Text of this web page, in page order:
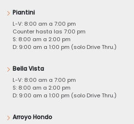
Piantini
L-V: 8:00 am a 7:00 pm
Counter hasta las 7:00 pm
S: 8:00 am a 2:00 pm
D: 9:00 am a 1:00 pm (solo Drive Thru.)
Bella Vista
L-V: 8:00 am a 7:00 pm
S: 8:00 am a 2:00 pm
D: 9:00 am a 1:00 pm (solo Drive Thru.)
Arroyo Hondo